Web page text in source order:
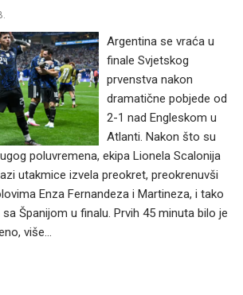
Argentina se vraća u
finale Svjetskog
prvenstva nakon
dramatične pobjede od
2-1 nad Engleskom u
Atlanti. Nakon što su
poluvremena, ekipa Lionela Scalonija
utakmice izvela preokret, preokrenuvši
Enza Fernandeza i Martineza, i tako
Španijom u finalu. Prvih 45 minuta bilo je
više…